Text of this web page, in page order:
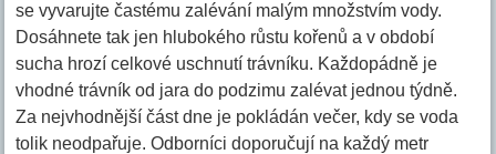
se vyvarujte častému zalévání malým množstvím vody.
Dosáhnete tak jen hlubokého růstu kořenů a v období
sucha hrozí celkové uschnutí trávníku. Každopádně je
vhodné trávník od jara do podzimu zalévat jednou týdně.
Za nejvhodnější část dne je pokládán večer, kdy se voda
tolik neodpařuje. Odborníci doporučují na každý metr